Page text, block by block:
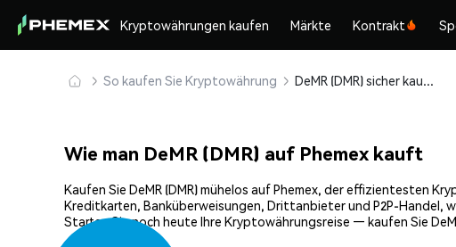
Kryptowährungen kaufen Märkte Kontrakt
So kaufen Sie Kryptowährung DeMR (DMR) sicher kaufen und speichern
Wie man DeMR (DMR) auf Phemex kauft
Kaufen Sie DeMR (DMR) mühelos auf Phemex, der effizientesten
Kreditkarten, Banküberweisungen, Drittanbieter und P2P-Handel,
Starten Sie noch heute Ihre Kryptowährungsreise — kaufen Sie